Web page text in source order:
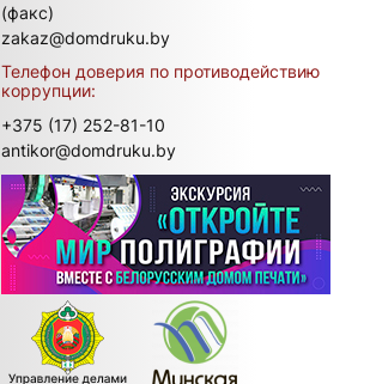
(факс)
zakaz@domdruku.by
Телефон доверия по противодействию
коррупции:
+375 (17) 252-81-10
antikor@domdruku.by